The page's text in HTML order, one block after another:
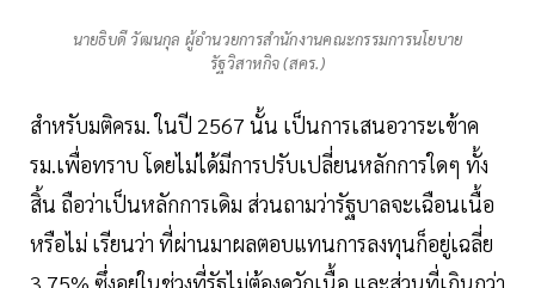
นายธิบดี วัฒนกุล ผู้อำนวยการสำนักงานคณะกรรมการนโยบาย
รัฐวิสาหกิจ (สคร.)
สำหรับมติครม. ในปี 2567 นั้น เป็นการเสนอวาระเข้าค
รม.เพื่อทราบ โดยไม่ได้มีการปรับเปลี่ยนหลักการใดๆ ทั้ง
สิ้น ถือว่าเป็นหลักการเดิม ส่วนถามว่ารัฐบาลจะเฉือนเนื้อ
หรือไม่ เรียนว่า ที่ผ่านมาผลตอบแทนการลงทุนก็อยู่เฉลี่ย